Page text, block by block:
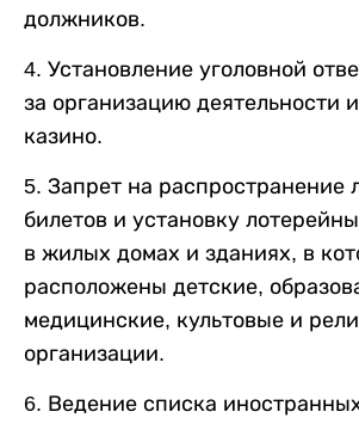
должников.
4. Установление уголовной
за организацию деятельности
казино.
5. Запрет на распространение
билетов и установку
в жилых домах и зданиях, в
расположены детские,
медицинские, культовые и
организации.
6. Ведение списка